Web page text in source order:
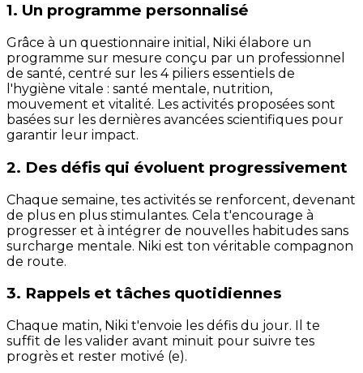
1. Un programme personnalisé
Grâce à un questionnaire initial, Niki élabore un
programme sur mesure conçu par un professionnel
de santé, centré sur les 4 piliers essentiels de
l'hygiène vitale : santé mentale, nutrition,
mouvement et vitalité. Les activités proposées sont
basées sur les dernières avancées scientifiques pour
garantir leur impact.
2. Des défis qui évoluent progressivement
Chaque semaine, tes activités se renforcent, devenant
de plus en plus stimulantes. Cela t'encourage à
progresser et à intégrer de nouvelles habitudes sans
surcharge mentale. Niki est ton véritable compagnon
de route.
3. Rappels et tâches quotidiennes
Chaque matin, Niki t'envoie les défis du jour. Il te
suffit de les valider avant minuit pour suivre tes
progrès et rester motivé (e).